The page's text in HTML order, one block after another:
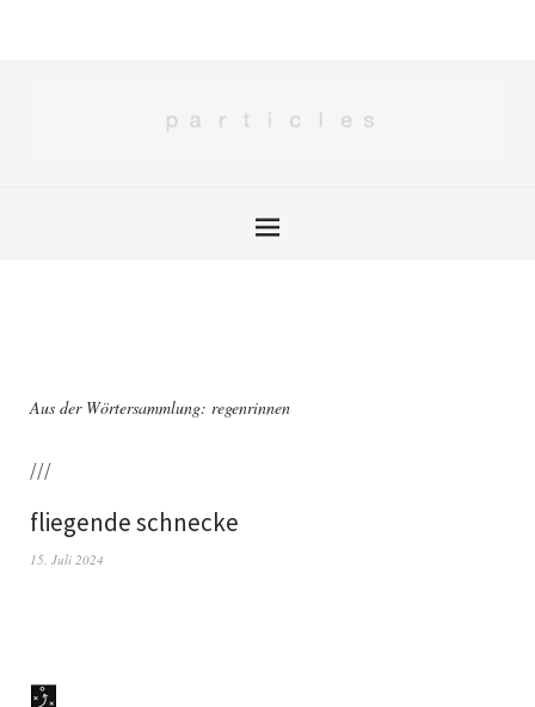
Aus der Wörtersammlung: regenrinnen
///
fliegende schnecke
15. Juli 2024